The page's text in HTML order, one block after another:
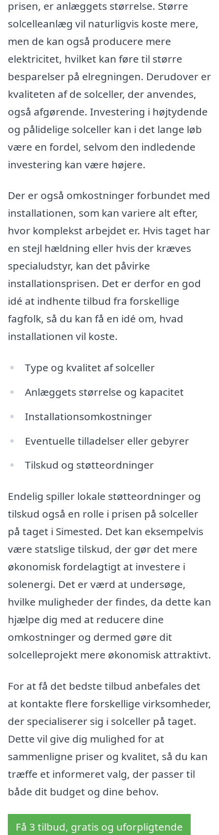
prisen, er anlæggets størrelse. Større
solcelleanlæg vil naturligvis koste mere,
men de kan også producere mere
elektricitet, hvilket kan føre til større
besparelser på elregningen. Derudover er
kvaliteten af de solceller, der anvendes,
også afgørende. Investering i højtydende
og pålidelige solceller kan i det lange løb
være en fordel, selvom den indledende
investering kan være højere.
Der er også omkostninger forbundet med
installationen, som kan variere alt efter,
hvor komplekst arbejdet er. Hvis taget har
en stejl hældning eller hvis der kræves
specialudstyr, kan det påvirke
installationsprisen. Det er derfor en god
idé at indhente tilbud fra forskellige
fagfolk, så du kan få en idé om, hvad
installationen vil koste.
Type og kvalitet af solceller
Anlæggets størrelse og kapacitet
Installationsomkostninger
Eventuelle tilladelser eller gebyrer
Tilskud og støtteordninger
Endelig spiller lokale støtteordninger og
tilskud også en rolle i prisen på solceller
på taget i Simested. Det kan eksempelvis
være statslige tilskud, der gør det mere
økonomisk fordelagtigt at investere i
solenergi. Det er værd at undersøge,
hvilke muligheder der findes, da dette kan
hjælpe dig med at reducere dine
omkostninger og dermed gøre dit
solcelleprojekt mere økonomisk attraktivt.
For at få det bedste tilbud anbefales det
at kontakte flere forskellige virksomheder,
der specialiserer sig i solceller på taget.
Dette vil give dig mulighed for at
sammenligne priser og kvalitet, så du kan
træffe et informeret valg, der passer til
både dit budget og dine behov.
Få 3 tilbud, gratis og uforpligtende